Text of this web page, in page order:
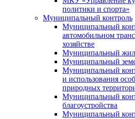
политики и спорта»
Муниципальный контроль
Муниципальный
автомобильном
хозяйстве
Муниципальный
Муниципальный
Муниципальный
и использования
природных
Муниципальный
благоустройства
Муниципальный